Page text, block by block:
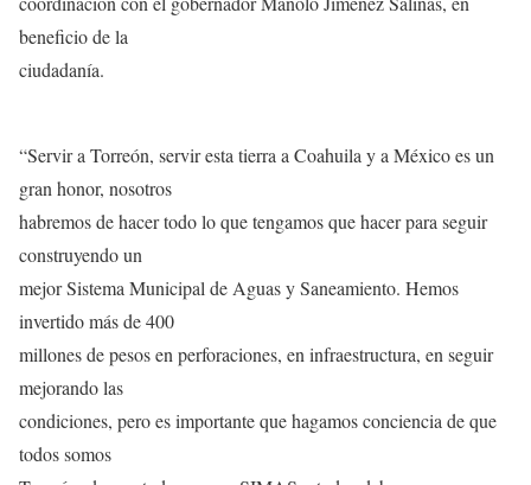
beneficio de la
ciudadanía.
“Servir a Torreón, servir esta tierra a Coahuila y a México es un
gran honor, nosotros
habremos de hacer todo lo que tengamos que hacer para seguir
construyendo un
mejor Sistema Municipal de Aguas y Saneamiento. Hemos
invertido más de 400
millones de pesos en perforaciones, en infraestructura, en seguir
mejorando las
condiciones, pero es importante que hagamos conciencia de que
todos somos